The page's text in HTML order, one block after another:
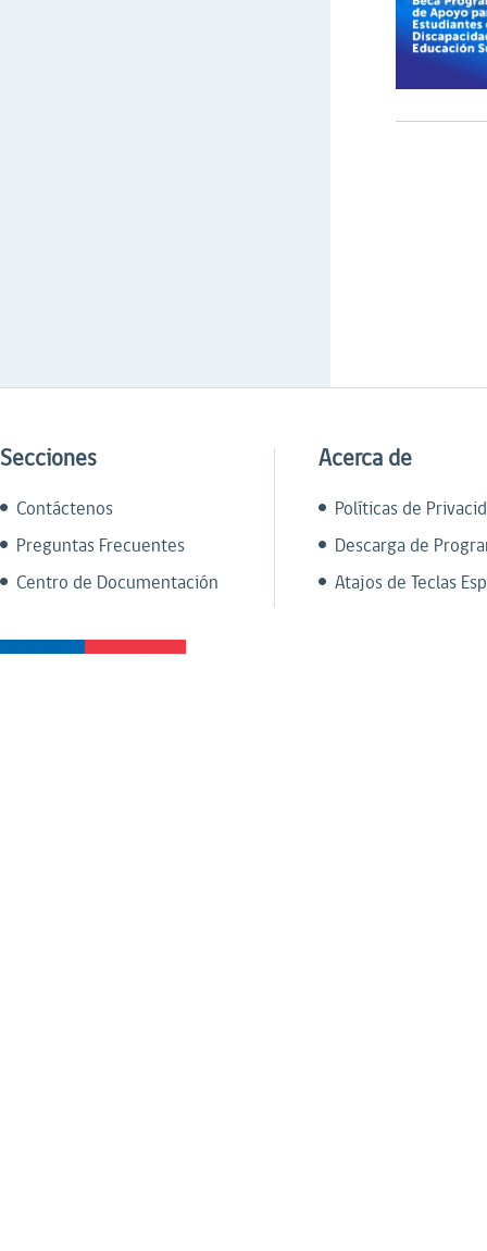
Secciones
Contáctenos
Preguntas Frecuentes
Centro de Documentación
Acerca de
Políticas de
Descarga de
Atajos de Teclas